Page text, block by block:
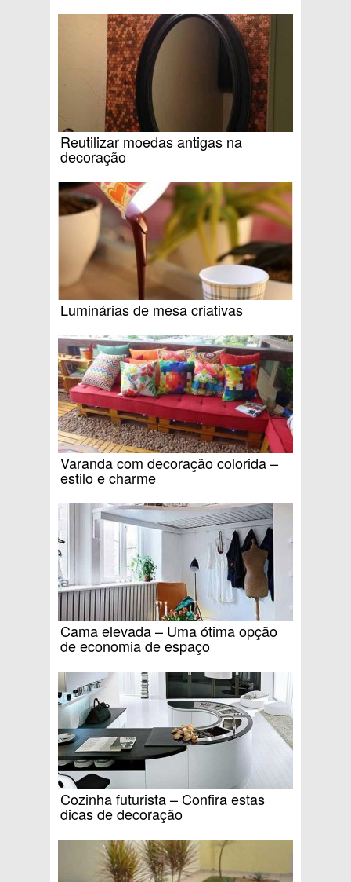
Reutilizar moedas antigas na
decoração
Luminárias de mesa criativas
Varanda com decoração colorida –
estilo e charme
Cama elevada – Uma ótima opção
de economia de espaço
Cozinha futurista – Confira estas
dicas de decoração